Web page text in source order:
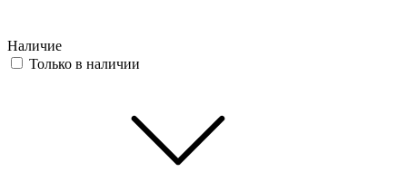
Наличие
Только в наличии